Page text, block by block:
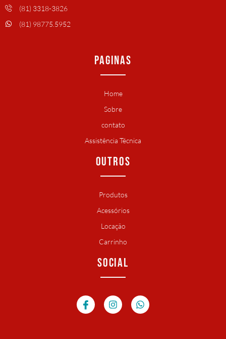
(81) 3318-3826
(81) 98775.5952
PAGINAS
Home
Sobre
contato
Assistência Técnica
OUTROS
Produtos
Acessórios
Locação
Carrinho
SOCIAL